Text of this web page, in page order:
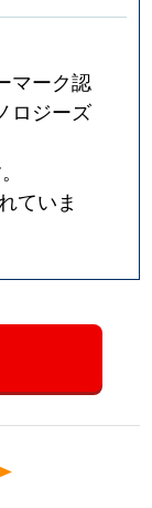
マーク認
ロジーズ
ていま